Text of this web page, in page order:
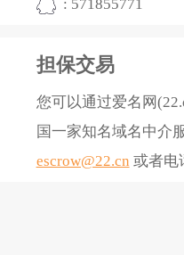
: 571855771
担保交易
您可以通过爱名网
国一家知名域名中介
escrow@22.cn 或者电